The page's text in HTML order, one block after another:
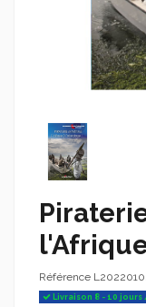
Référence
Livraison 8 - 10 jours